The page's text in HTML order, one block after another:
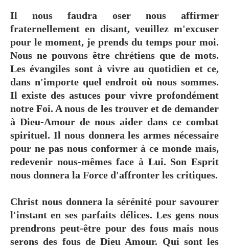
Il nous faudra oser nous affirmer
fraternellement en disant, veuillez m'excuser
pour le moment, je prends du temps pour moi.
Nous ne pouvons être chrétiens que de mots.
Les évangiles sont à vivre au quotidien et ce,
dans n'importe quel endroit où nous sommes.
Il existe des astuces pour vivre profondément
notre Foi. A nous de les trouver et de demander
à Dieu-Amour de nous aider dans ce combat
spirituel. Il nous donnera les armes nécessaire
pour ne pas nous conformer à ce monde mais,
redevenir nous-mêmes face à Lui. Son Esprit
nous donnera la Force d'affronter les critiques.
Christ nous donnera la sérénité pour savourer
l'instant en ses parfaits délices. Les gens nous
prendrons peut-être pour des fous mais nous
serons des fous de Dieu Amour. Qui sont les